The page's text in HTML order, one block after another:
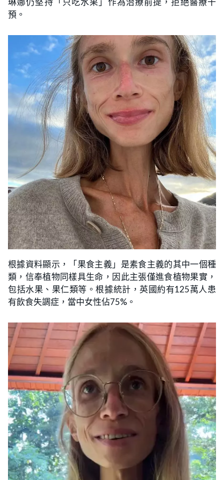
預。
根據資料顯示，「果食主義」是素食主義的其中一個種
類，信奉植物同樣具生命，因此主張僅進食植物果實，
包括水果、果仁類等。根據統計，英國約有125萬人患
有飲食失調症，當中女性佔75%。